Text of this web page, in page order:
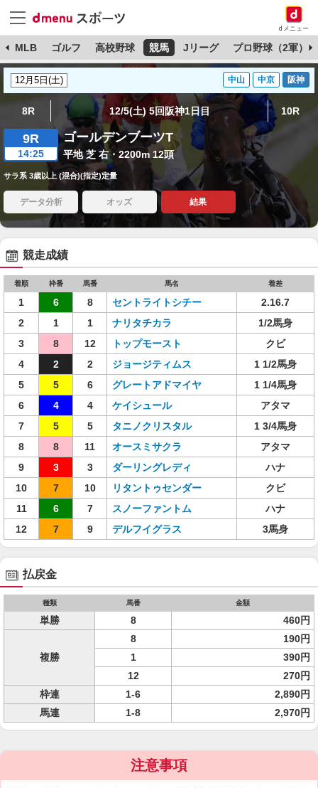
dメニュー
MLB ゴルフ 高校野球 競馬 Jリーグ プロ野球（2軍）
中山 中京 阪神
8R 12/5(土) 5回阪神1日目 10R
9R
14:25
ゴールデンブーツT
平地 芝 右・2200m 12頭
サラ系 3歳以上 (混合)(指定)定量
データ分析 オッズ 結果
競走成績
着順 枠番 馬番 馬名 着差
1 6 8 セントライトシチー
2.16.7
2
1 1 ナリタチカラ
1/2馬身
3
8 12 トップモースト
クビ
4
2 2 ジョージティムス
1 1/2馬身
5
5 6 グレートアドマイヤ
1 1/4馬身
6
4 4 ケイシュール
アタマ
7
5 5 タニノクリスタル
1 3/4馬身
8
8 11 オースミサクラ
アタマ
9
3 3 ダーリングレディ
ハナ
10
7 10 リタントゥセンダー
クビ
11
6 7 スノーファントム
ハナ
12
7 9 デルフイグラス 3馬身
払戻金
種類 馬番 金額
単勝 8 460円
複勝
8
190円
1
390円
12
270円
枠連
1-6
2,890円
馬連
1-8 2,970円
注意事項